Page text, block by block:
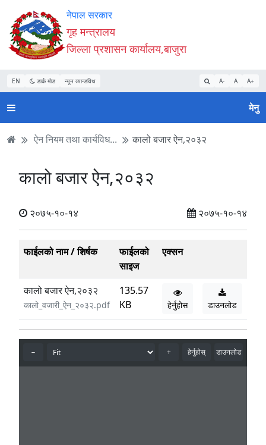
Accessibility
Mode
सुरु
गर्नुहोस्
सामाग्री
पढ्नुहाेस्
नेभिगेसन
पढ्नुहाेस्
वेबसाइट
खोजमा
जानुहोस्
नेपाल सरकार
गृह मन्त्रालय
जिल्ला प्रशासन कार्यालय,बाजुरा
EN डार्क मोड न्यून व्यान्डविथ A- A A+
मेनु
ऐन नियम तथा कार्यविध... कालो बजार ऐन,२०३२
कालो बजार ऐन,२०३२
२०७५-१०-१४ २०७५-१०-१४
फाईलको नाम / शिर्षक
फाईलको
साइज
एक्सन
कालो बजार ऐन,२०३२
कालो_वजारी_ऐन_२०३२.pdf
135.57
KB
हेर्नुहोस डाउनलोड